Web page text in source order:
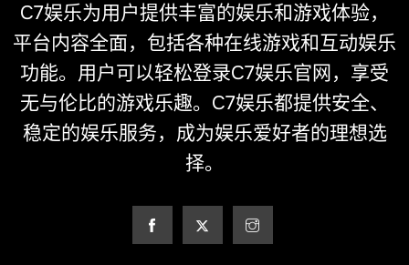
C7娱乐为用户提供丰富的娱乐和游戏体验，
平台内容全面，包括各种在线游戏和互动娱乐
功能。用户可以轻松登录C7娱乐官网，享受
无与伦比的游戏乐趣。C7娱乐都提供安全、
稳定的娱乐服务，成为娱乐爱好者的理想选
择。